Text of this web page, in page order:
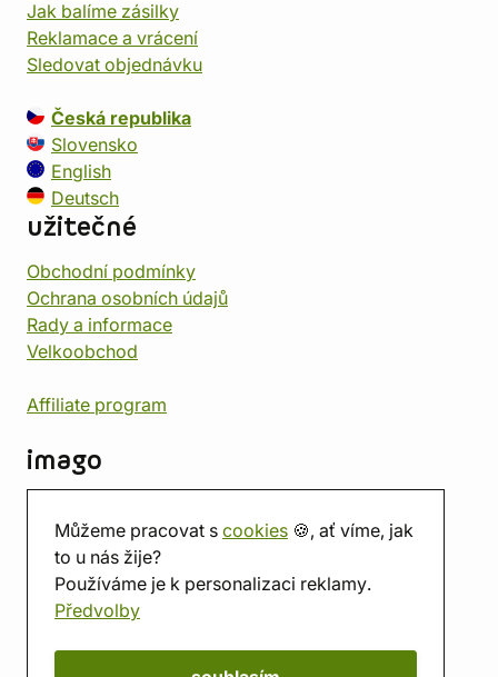
Můžeme pracovat s cookies 🍪, ať víme, jak
to u nás žije?
Používáme je k personalizaci reklamy.
Předvolby
Jak balíme zásilky
Reklamace a vrácení
Sledovat objednávku
Česká republika
Slovensko
English
Deutsch
užitečné
Obchodní podmínky
Ochrana osobních údajů
Rady a informace
Velkoobchod
Affiliate program
imago
Prodejna
Herna
O nás
Hodnocení obchodu